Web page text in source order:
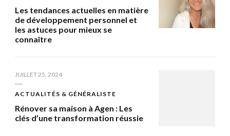
Les tendances actuelles en matière
de développement personnel et
les astuces pour mieux se
connaître
JUILLET 25, 2024
ACTUALITÉS & GÉNÉRALISTE
Rénover sa maison à Agen : Les
clés d’une transformation réussie